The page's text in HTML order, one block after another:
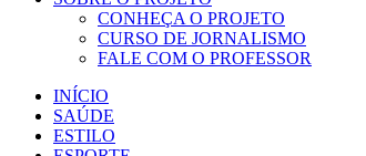
CONHEÇA O PROJETO
CURSO DE JORNALISMO
FALE COM O PROFESSOR
INÍCIO
SAÚDE
ESTILO